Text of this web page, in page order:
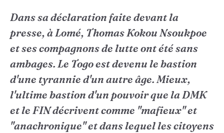
Dans sa déclaration faite devant la
presse, à Lomé, Thomas Kokou Nsoukpoe
et ses compagnons de lutte ont été sans
ambages. Le Togo est devenu le bastion
d'une tyrannie d'un autre âge. Mieux,
l'ultime bastion d'un pouvoir que la DMK
et le FIN décrivent comme "mafieux" et
"anachronique" et dans lequel les citoyens